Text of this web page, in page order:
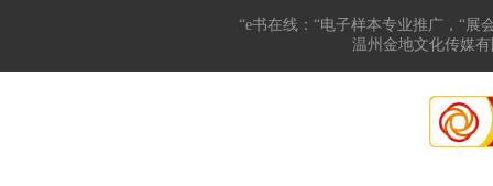
“e书在线：“电子样本专业推广，“展
温州金地文化传媒